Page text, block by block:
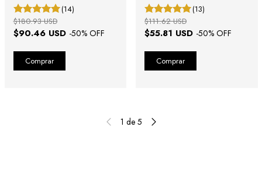
(14)
$90.46 USD -50% OFF
$180.93 USD
(13)
$55.81 USD -50% OFF
$111.62 USD
1 de 5